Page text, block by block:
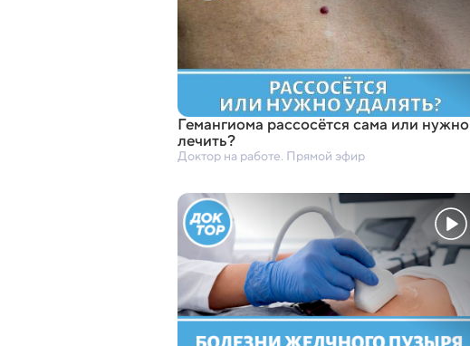
Гемангиома рассосётся сама или нужно
лечить?
Доктор на работе. Прямой эфир